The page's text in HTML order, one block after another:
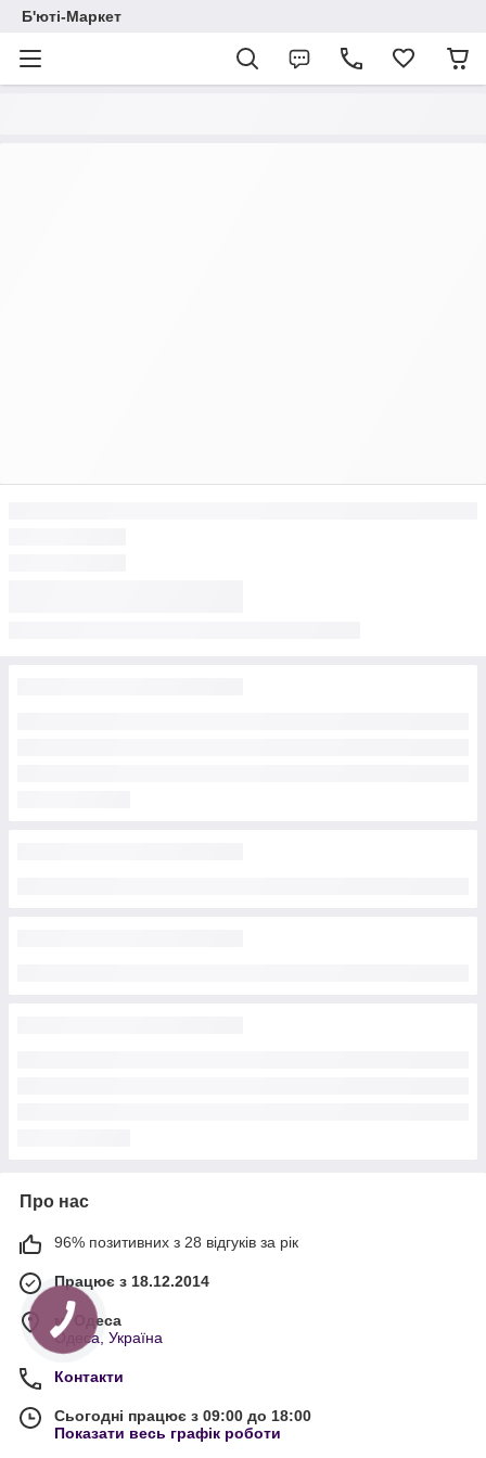
Б'юті-Маркет
Про нас
96% позитивних з 28 відгуків за рік
Працює з 18.12.2014
м. Одеса
Одеса, Україна
Контакти
Сьогодні працює з 09:00 до 18:00
Показати весь графік роботи